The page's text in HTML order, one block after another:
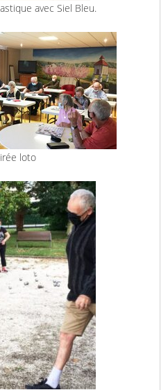
avec Siel Bleu.
loto